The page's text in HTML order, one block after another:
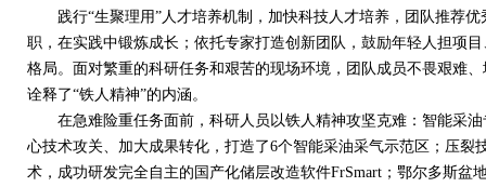
践行“生聚理用”人才培养机制，加快科技人才培养，团队推荐优
职，在实践中锻炼成长；依托专家打造创新团队，鼓励年轻人担项
格局。面对繁重的科研任务和艰苦的现场环境，团队成员不畏艰难
诠释了“铁人精神”的内涵。
在急难险重任务面前，科研人员以铁人精神攻坚克难：智能采油
心技术攻关、加大成果转化，打造了6个智能采油采气示范区；压裂
术，成功研发完全自主的国产化储层改造软件FrSmart ；鄂尔多斯盆